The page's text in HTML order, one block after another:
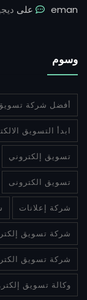
eman
على
وسوم
أفضل شركة
ابدأ التسويق
تسويق إلكتروني
تسويق الكترونى
شركة إعلانات
شركة تسويق
شركة تسويق
وكالة تسويق